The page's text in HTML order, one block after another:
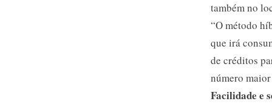
também no
“O método
que irá
de créditos
número
Facilidade e